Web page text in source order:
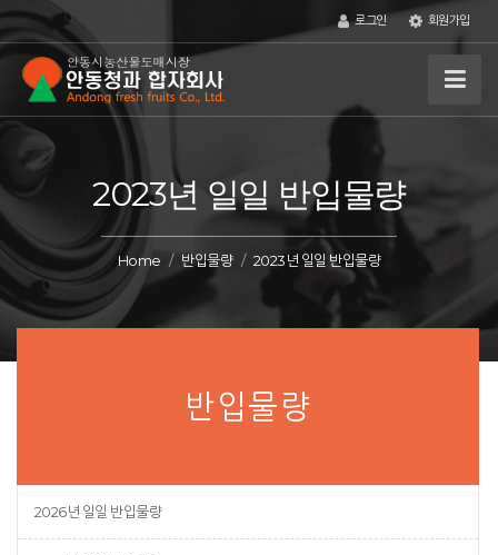
로그인 회원가입
2023년 일일 반입물량
Home 반입물량 2023년 일일 반입물량
반입물량
2026년 일일 반입물량